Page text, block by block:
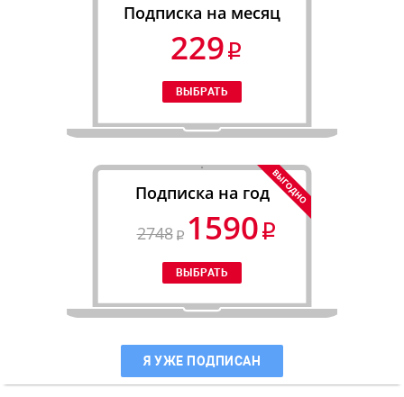
Подписка на месяц
229
Подписка на год
2748
1590
Я УЖЕ ПОДПИСАН